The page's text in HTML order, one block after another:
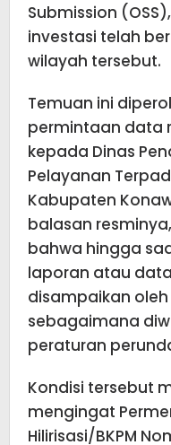
Submission
investasi telah
wilayah tersebut.
Temuan ini
permintaan data
kepada Dinas
Pelayanan
Kabupaten
balasan
bahwa hingga
laporan atau
disampaikan oleh
sebagaimana
peraturan
Kondisi tersebut
mengingat
Hilirisasi/BKPM